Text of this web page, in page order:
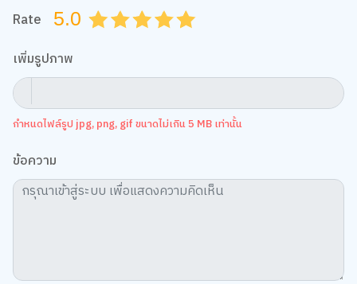
Rate 5.0 4.5
4.0
3.5
3.0
2.5
2.0
1.5
1.0
0.5
เพิ่มรูปภาพ
กำหนดไฟล์รูป jpg, png, gif ขนาดไม่เกิน 5 MB เท่านั้น
ข้อความ